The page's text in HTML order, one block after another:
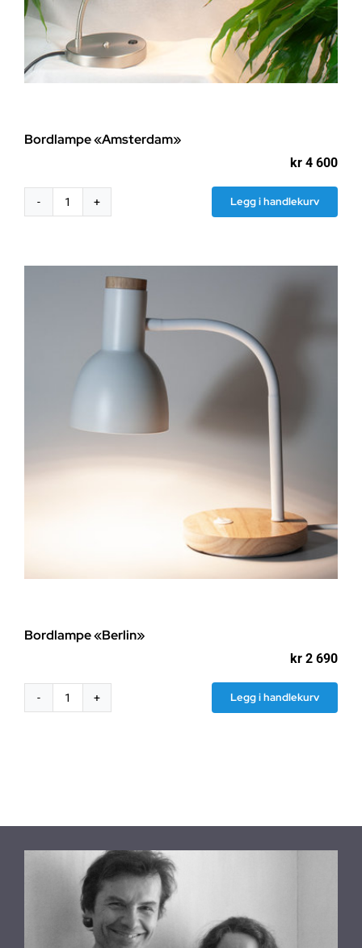
Bordlampe «Amsterdam»
kr 4 600
Bordlampe
Legg i handlekurv
Bordlampe «Berlin»
kr 2 690
Bordlampe
Legg i handlekurv